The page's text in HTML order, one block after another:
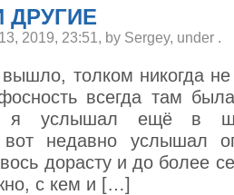
ДРУГИЕ
2019, 23:51, by Sergey, under .
толком никогда
всегда там
я услышал ещё в
вот недавно услышал
дорасту и до более
с кем и […]